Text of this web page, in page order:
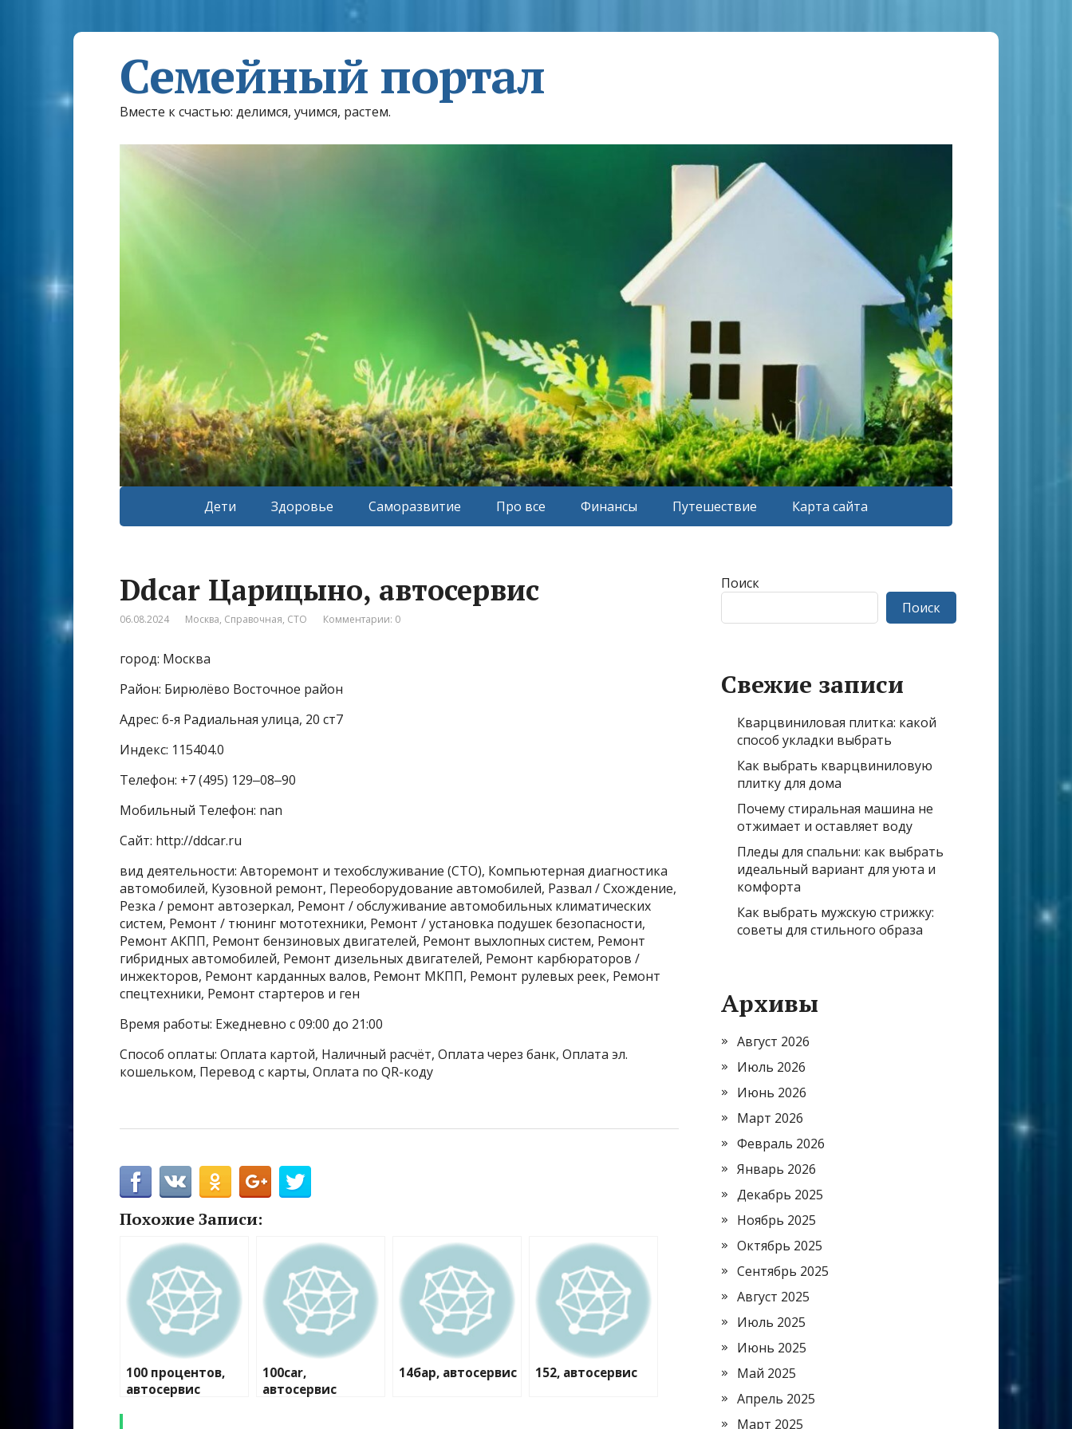
Семейный портал
Вместе к счастью: делимся, учимся, растем.
Дети Здоровье Саморазвитие Про все Финансы Путешествие Карта сайта
Ddcar Царицыно, автосервис
06.08.2024 Москва, Справочная, СТО Комментарии: 0
город: Москва
Район: Бирюлёво Восточное район
Адрес: 6-я Радиальная улица, 20 ст7
Индекс: 115404.0
Телефон: +7 (495) 129‒08‒90
Мобильный Телефон: nan
Сайт: http://ddcar.ru
вид деятельности: Авторемонт и техобслуживание (СТО), Компьютерная диагностика
автомобилей, Кузовной ремонт, Переоборудование автомобилей, Развал / Схождение,
Резка / ремонт автозеркал, Ремонт / обслуживание автомобильных климатических
систем, Ремонт / тюнинг мототехники, Ремонт / установка подушек безопасности,
Ремонт АКПП, Ремонт бензиновых двигателей, Ремонт выхлопных систем, Ремонт
гибридных автомобилей, Ремонт дизельных двигателей, Ремонт карбюраторов /
инжекторов, Ремонт карданных валов, Ремонт МКПП, Ремонт рулевых реек, Ремонт
спецтехники, Ремонт стартеров и ген
Время работы: Ежедневно с 09:00 до 21:00
Способ оплаты: Оплата картой, Наличный расчёт, Оплата через банк, Оплата эл.
кошельком, Перевод с карты, Оплата по QR-коду
Похожие Записи:
100 процентов,
автосервис
100car,
автосервис
14бар, автосервис 152, автосервис
Поиск
Поиск
Свежие записи
Кварцвиниловая плитка: какой
способ укладки выбрать
Как выбрать кварцвиниловую
плитку для дома
Почему стиральная машина не
отжимает и оставляет воду
Пледы для спальни: как выбрать
идеальный вариант для уюта и
комфорта
Как выбрать мужскую стрижку:
советы для стильного образа
Архивы
Август 2026
Июль 2026
Июнь 2026
Март 2026
Февраль 2026
Январь 2026
Декабрь 2025
Ноябрь 2025
Октябрь 2025
Сентябрь 2025
Август 2025
Июль 2025
Июнь 2025
Май 2025
Апрель 2025
Март 2025